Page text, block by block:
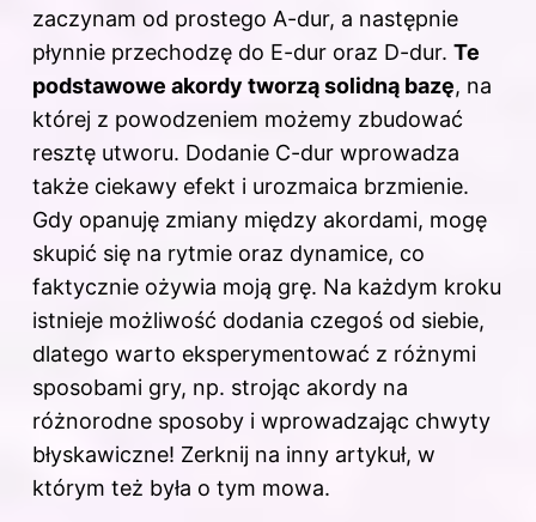
zaczynam od prostego A-dur, a następnie
płynnie przechodzę do E-dur oraz D-dur. Te
podstawowe akordy tworzą solidną bazę, na
której z powodzeniem możemy zbudować
resztę utworu. Dodanie C-dur wprowadza
także ciekawy efekt i urozmaica brzmienie.
Gdy opanuję zmiany między akordami, mogę
skupić się na rytmie oraz dynamice, co
faktycznie ożywia moją grę. Na każdym kroku
istnieje możliwość dodania czegoś od siebie,
dlatego warto eksperymentować z różnymi
sposobami gry, np. strojąc akordy na
różnorodne sposoby i wprowadzając chwyty
błyskawiczne! Zerknij na inny artykuł, w
którym też była o tym mowa.